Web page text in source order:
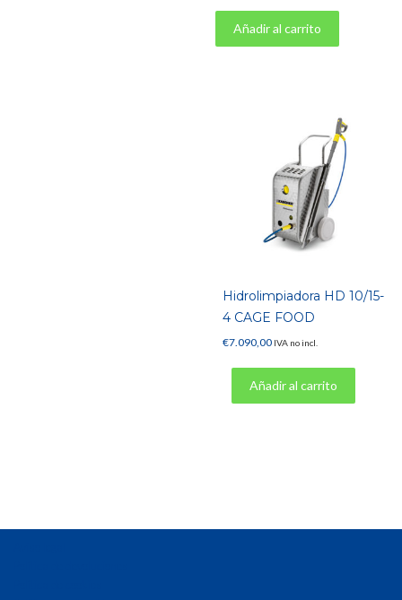
Añadir al carrito
Hidrolimpiadora HD 10/15-
4 CAGE FOOD
€7.090,00 IVA no incl.
Añadir al carrito